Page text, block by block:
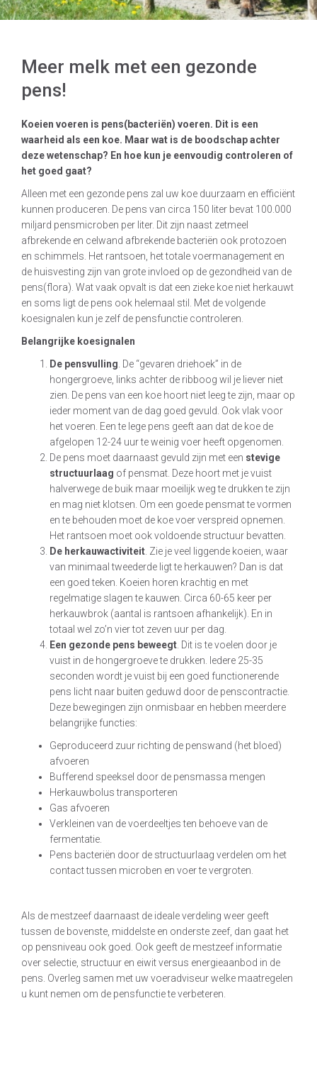
Meer melk met een gezonde
pens!
Koeien voeren is pens(bacteriën) voeren. Dit is een
waarheid als een koe. Maar wat is de boodschap achter
deze wetenschap? En hoe kun je eenvoudig controleren of
het goed gaat?
Alleen met een gezonde pens zal uw koe duurzaam en efficiënt
kunnen produceren. De pens van circa 150 liter bevat 100.000
miljard pensmicroben per liter. Dit zijn naast zetmeel
afbrekende en celwand afbrekende bacteriën ook protozoen
en schimmels. Het rantsoen, het totale voermanagement en
de huisvesting zijn van grote invloed op de gezondheid van de
pens(flora). Wat vaak opvalt is dat een zieke koe niet herkauwt
en soms ligt de pens ook helemaal stil. Met de volgende
koesignalen kun je zelf de pensfunctie controleren.
Belangrijke koesignalen
De pensvulling . De “gevaren driehoek” in de
hongergroeve, links achter de ribboog wil je liever niet
zien. De pens van een koe hoort niet leeg te zijn, maar op
ieder moment van de dag goed gevuld. Ook vlak voor
het voeren. Een te lege pens geeft aan dat de koe de
afgelopen 12-24 uur te weinig voer heeft opgenomen.
De pens moet daarnaast gevuld zijn met een stevige
structuurlaag of pensmat. Deze hoort met je vuist
halverwege de buik maar moeilijk weg te drukken te zijn
en mag niet klotsen. Om een goede pensmat te vormen
en te behouden moet de koe voer verspreid opnemen.
Het rantsoen moet ook voldoende structuur bevatten.
De herkauwactiviteit . Zie je veel liggende koeien, waar
van minimaal tweederde ligt te herkauwen? Dan is dat
een goed teken. Koeien horen krachtig en met
regelmatige slagen te kauwen. Circa 60-65 keer per
herkauwbrok (aantal is rantsoen afhankelijk). En in
totaal wel zo’n vier tot zeven uur per dag.
Een gezonde pens beweegt . Dit is te voelen door je
vuist in de hongergroeve te drukken. Iedere 25-35
seconden wordt je vuist bij een goed functionerende
pens licht naar buiten geduwd door de penscontractie.
Deze bewegingen zijn onmisbaar en hebben meerdere
belangrijke functies:
Geproduceerd zuur richting de penswand (het bloed)
afvoeren
Bufferend speeksel door de pensmassa mengen
Herkauwbolus transporteren
Gas afvoeren
Verkleinen van de voerdeeltjes ten behoeve van de
fermentatie.
Pens bacteriën door de structuurlaag verdelen om het
contact tussen microben en voer te vergroten.
Als de mestzeef daarnaast de ideale verdeling weer geeft
tussen de bovenste, middelste en onderste zeef, dan gaat het
op pensniveau ook goed. Ook geeft de mestzeef informatie
over selectie, structuur en eiwit versus energieaanbod in de
pens. Overleg samen met uw voeradviseur welke maatregelen
u kunt nemen om de pensfunctie te verbeteren.